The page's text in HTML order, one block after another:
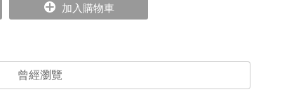
加入購物車
曾經瀏覽